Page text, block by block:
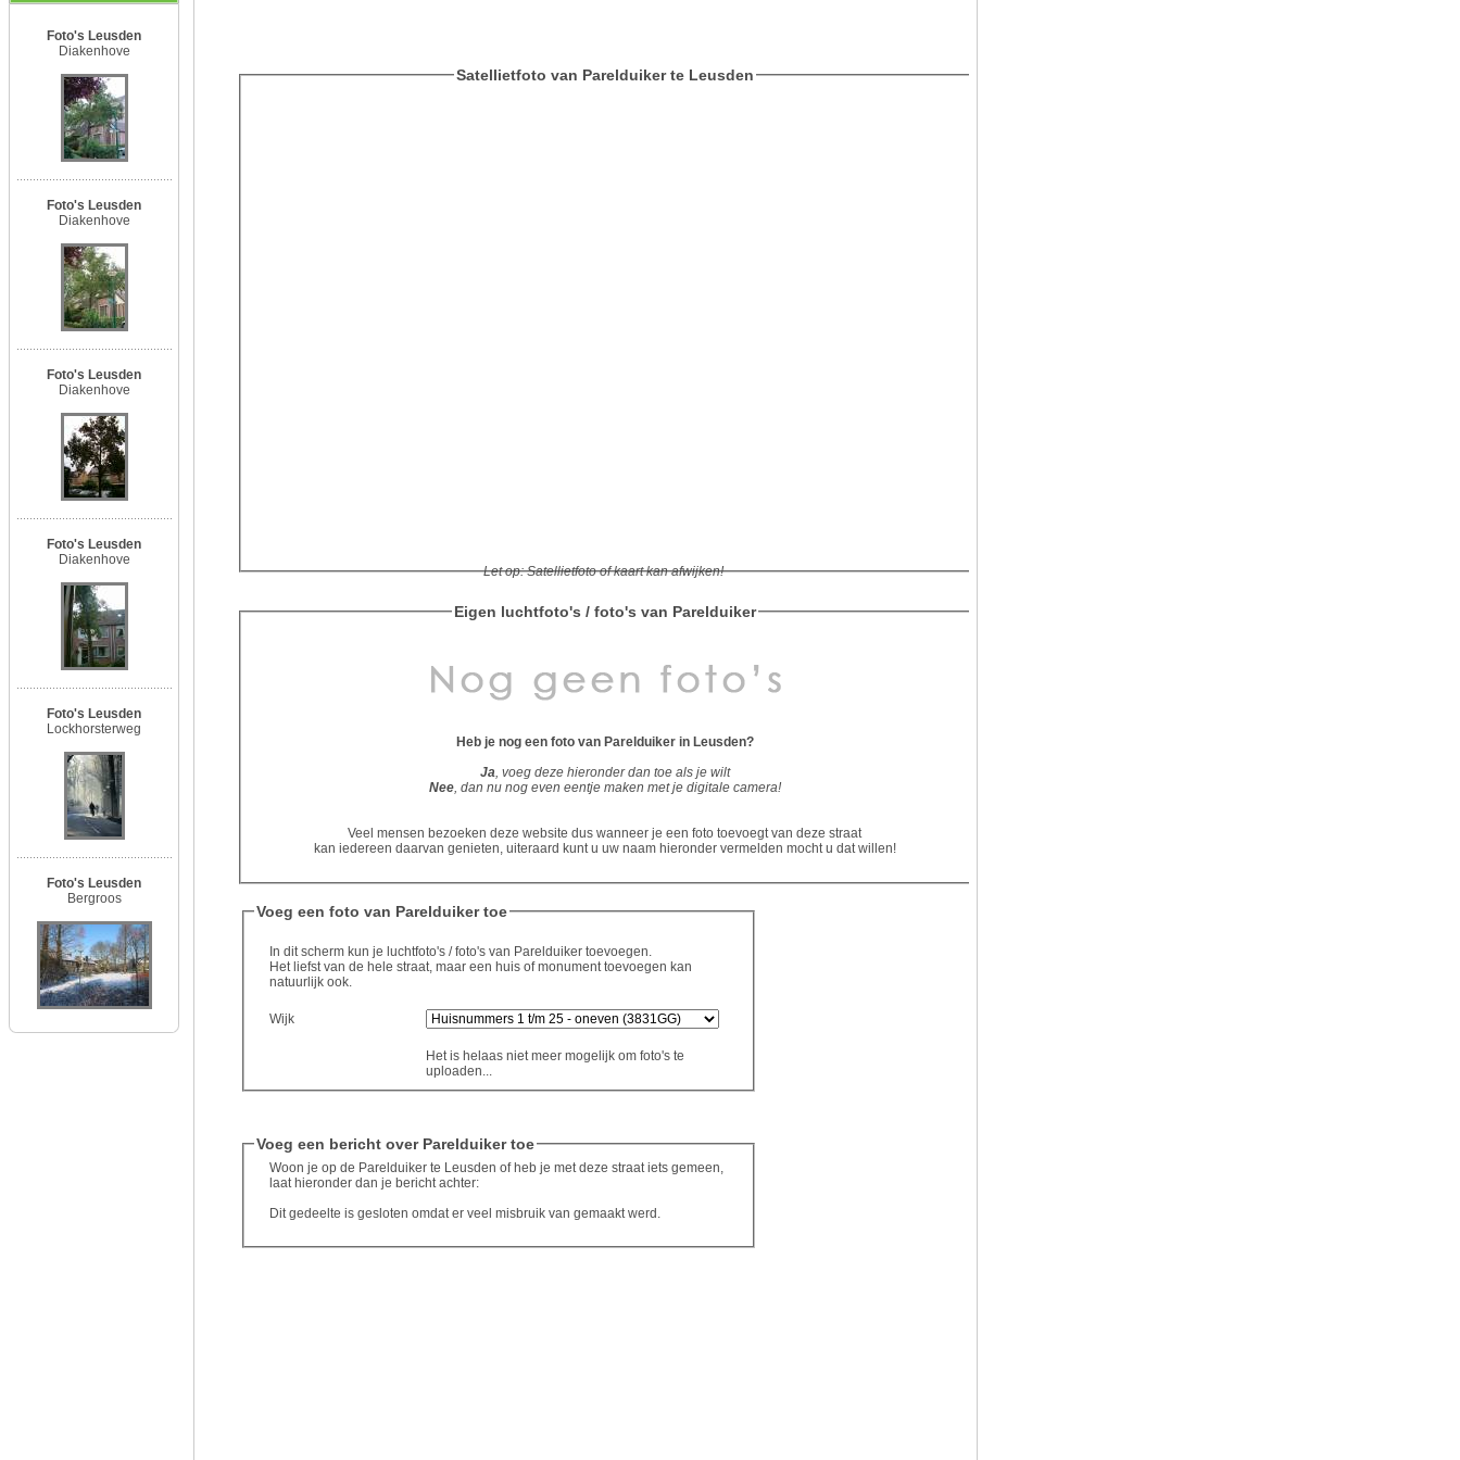
Foto's Leusden
Diakenhove
Foto's Leusden
Diakenhove
Foto's Leusden
Diakenhove
Foto's Leusden
Diakenhove
Foto's Leusden
Lockhorsterweg
Foto's Leusden
Bergroos
Satellietfoto van Parelduiker te Leusden
Let op: Satellietfoto of kaart kan afwijken!
Eigen luchtfoto's / foto's van Parelduiker
Heb je nog een foto van Parelduiker in Leusden?
Ja, voeg deze hieronder dan toe als je wilt
Nee, dan nu nog even eentje maken met je digitale camera!
Veel mensen bezoeken deze website dus wanneer je een foto toevoegt van deze straat
kan iedereen daarvan genieten, uiteraard kunt u uw naam hieronder vermelden mocht u dat willen!
Voeg een foto van Parelduiker toe
In dit scherm kun je luchtfoto's / foto's van Parelduiker toevoegen.
Het liefst van de hele straat, maar een huis of monument toevoegen kan
natuurlijk ook.
Wijk
Het is helaas niet meer mogelijk om foto's te
uploaden...
Voeg een bericht over Parelduiker toe
Woon je op de Parelduiker te Leusden of heb je met deze straat iets gemeen,
laat hieronder dan je bericht achter:
Dit gedeelte is gesloten omdat er veel misbruik van gemaakt werd.